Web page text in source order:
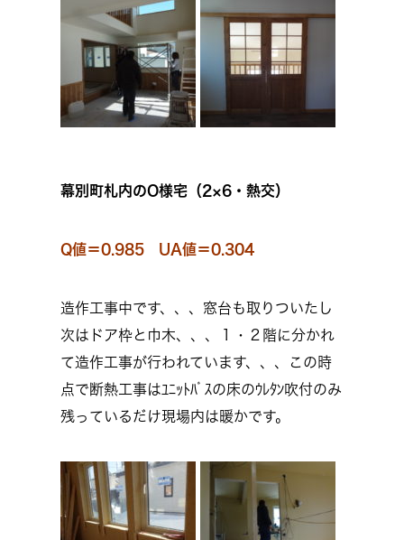
幕別町札内のO様宅（2×6・熱交）
Q値＝0.985 UA値＝0.304
造作工事中です、、、窓台も取りついたし
次はドア枠と巾木、、、１・２階に分かれ
て造作工事が行われています、、、この時
点で断熱工事はﾕﾆｯﾄﾊﾞｽの床のｳﾚﾀﾝ吹付のみ
残っているだけ現場内は暖かです。